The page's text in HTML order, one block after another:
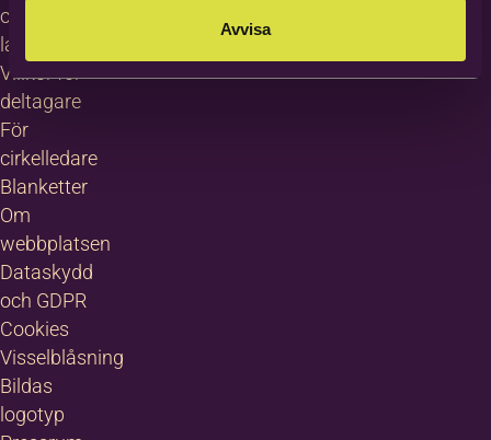
Avvisa
other
languages
Villkor för
deltagare
För
cirkelledare
Blanketter
Om
webbplatsen
Dataskydd
och GDPR
Cookies
Visselblåsning
Bildas
logotyp